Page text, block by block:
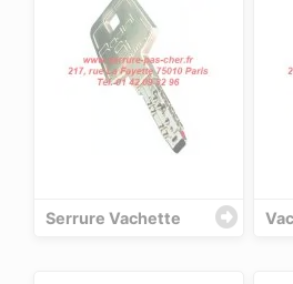
Serrure Vachette